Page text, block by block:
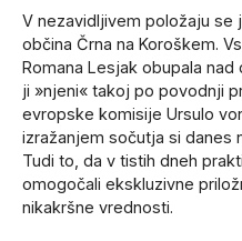
V nezavidljivem položaju se
občina Črna na Koroškem.
Romana Lesjak obupala
ji »njeni« takoj po povodnji
evropske komisije Ursulo
izražanjem sočutja si danes
Tudi to, da v tistih dneh
omogočali ekskluzivne
nikakršne vrednosti.